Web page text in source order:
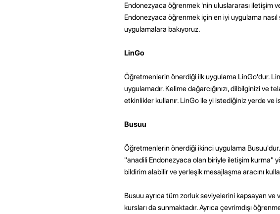
Endonezyaca öğrenmek 'nin uluslararası iletişim
Endonezyaca öğrenmek için en iyi uygulama
uygulamalara bakıyoruz.
LinGo
Öğretmenlerin önerdiği ilk uygulama LinGo'dur.
uygulamadır. Kelime dağarcığınızı, dilbilginizi
etkinlikler kullanır. LinGo ile yi istediğiniz yerde
Busuu
Öğretmenlerin önerdiği ikinci uygulama
"anadili Endonezyaca olan biriyle iletişim kurma"
bildirim alabilir ve yerleşik mesajlaşma aracını
Busuu ayrıca tüm zorluk seviyelerini kapsayan
kursları da sunmaktadır. Ayrıca çevrimdışı